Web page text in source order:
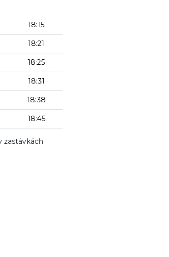
18:15
18:21
18:25
18:31
18:38
18:45
zastávkách